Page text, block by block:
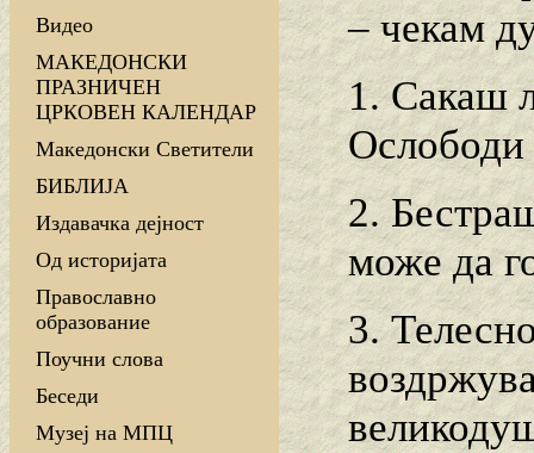
Видео
МАКЕДОНСКИ
ПРАЗНИЧЕН
ЦРКОВЕН КАЛЕНДАР
Македонски Светители
БИБЛИЈА
Издавачка дејност
Од историјата
Православно
образование
Поучни слова
Беседи
Музеј на МПЦ
– чекам
1. Сакаш
Ослободи
2.
може да
3.